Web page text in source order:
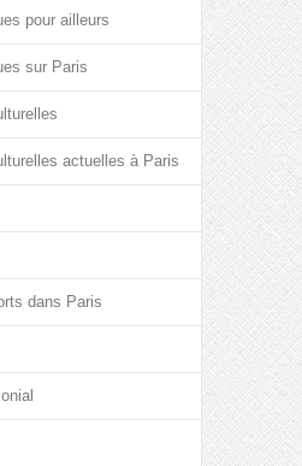
pour ailleurs
sur Paris
actuelles à Paris
dans Paris